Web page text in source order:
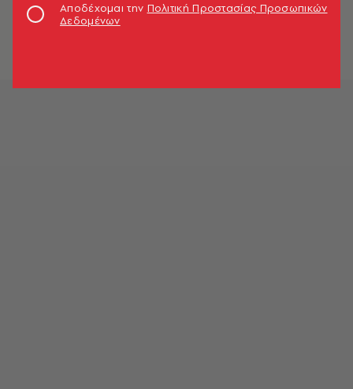
Αποδέχομαι την Πολιτική Προστασίας Προσωπικών
Δεδομένων